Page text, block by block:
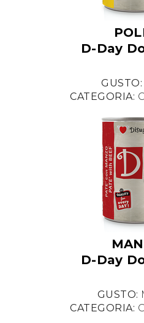
D-Day
GUSTO:
CATEGORIA:
D-Day
GUSTO:
CATEGORIA: